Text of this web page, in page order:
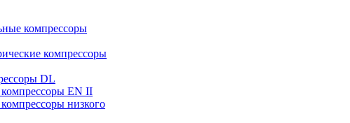
компрессоры
компрессоры
DL
EN II
низкого